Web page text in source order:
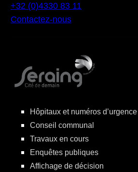
+32 (0)4330 83 11
Contactez-nous
Hôpitaux et numéros d’urgence
Conseil communal
Travaux en cours
Enquêtes publiques
Affichage de décision